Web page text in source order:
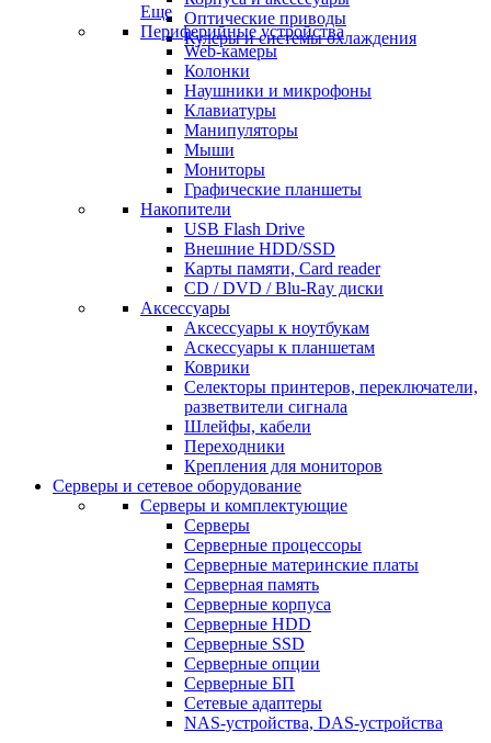
Оптические приводы
Кулеры и системы охлаждения
Еще
Периферийные устройства
Web-камеры
Колонки
Наушники и микрофоны
Клавиатуры
Манипуляторы
Мыши
Мониторы
Графические планшеты
Накопители
USB Flash Drive
Внешние HDD/SSD
Карты памяти, Card reader
CD / DVD / Blu-Ray диски
Аксессуары
Аксессуары к ноутбукам
Аскессуары к планшетам
Коврики
Селекторы принтеров, переключатели,
разветвители сигнала
Шлейфы, кабели
Переходники
Крепления для мониторов
Серверы и сетевое оборудование
Серверы и комплектующие
Серверы
Серверные процессоры
Серверные материнские платы
Серверная память
Серверные корпуса
Серверные HDD
Серверные SSD
Серверные опции
Серверные БП
Сетевые адаптеры
NAS-устройства, DAS-устройства